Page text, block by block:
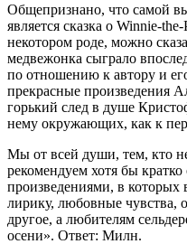
Общепризнано, что самой
является сказка о Winnie-
некотором роде, можно
медвежонка сыграло
по отношению к автору и
прекрасные произведения
горький след в душе
нему окружающих, как к
Мы от всей души, тем, кто
рекомендуем хотя бы
произведениями, в
лирику, любовные чувства,
другое, а любителям
осени». Ответ: Милн.